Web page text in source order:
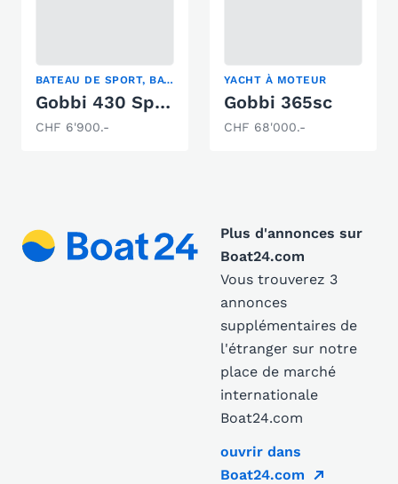
BATEAU DE SPORT, BATEAU À MOTEUR CLASSIQUE
Gobbi 430 Sport
CHF 6'900.-
YACHT À MOTEUR
Gobbi 365sc
CHF 68'000.-
Plus d'annonces sur
Boat24.com
Vous trouverez 3
annonces
supplémentaires de
l'étranger sur notre
place de marché
internationale
Boat24.com
ouvrir dans
Boat24.com